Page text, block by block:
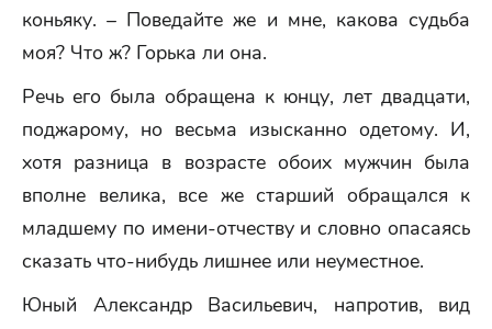
коньяку. – Поведайте же и мне, какова судьба
моя? Что ж? Горька ли она.
Речь его была обращена к юнцу, лет двадцати,
поджарому, но весьма изысканно одетому. И,
хотя разница в возрасте обоих мужчин была
вполне велика, все же старший обращался к
младшему по имени-отчеству и словно опасаясь
сказать что-нибудь лишнее или неуместное.
Юный Александр Васильевич, напротив, вид